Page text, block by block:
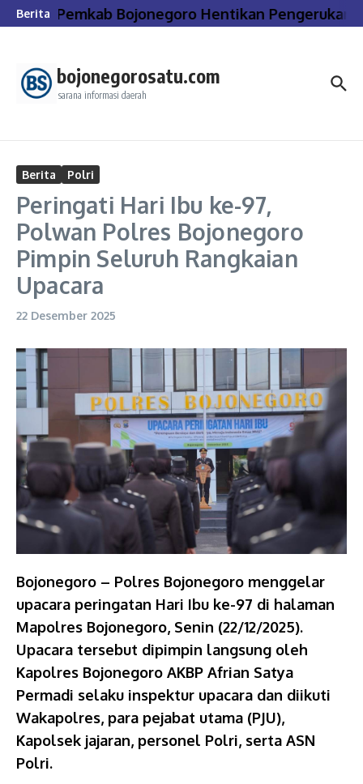
Lewati ke konten
BeritaPemkab Bojonegoro Hentikan Pengerukan
bojonegorosatu.com
sarana informasi daerah
Berita Polri
Peringati Hari Ibu ke-97,
Polwan Polres Bojonegoro
Pimpin Seluruh Rangkaian
Upacara
22 Desember 2025
Bojonegoro – Polres Bojonegoro menggelar
upacara peringatan Hari Ibu ke-97 di halaman
Mapolres Bojonegoro, Senin (22/12/2025).
Upacara tersebut dipimpin langsung oleh
Kapolres Bojonegoro AKBP Afrian Satya
Permadi selaku inspektur upacara dan diikuti
Wakapolres, para pejabat utama (PJU),
Kapolsek jajaran, personel Polri, serta ASN
Polri.